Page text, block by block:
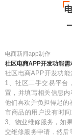
电商新闻app制作
社区电商APP开发功能
社区电商APP开发功
1、社区二手交易平台
置，并填写相关信息
他们喜欢并负担得起的
市商品的用户没有时
3、物业维修服务，如
交维修服务申请，然后